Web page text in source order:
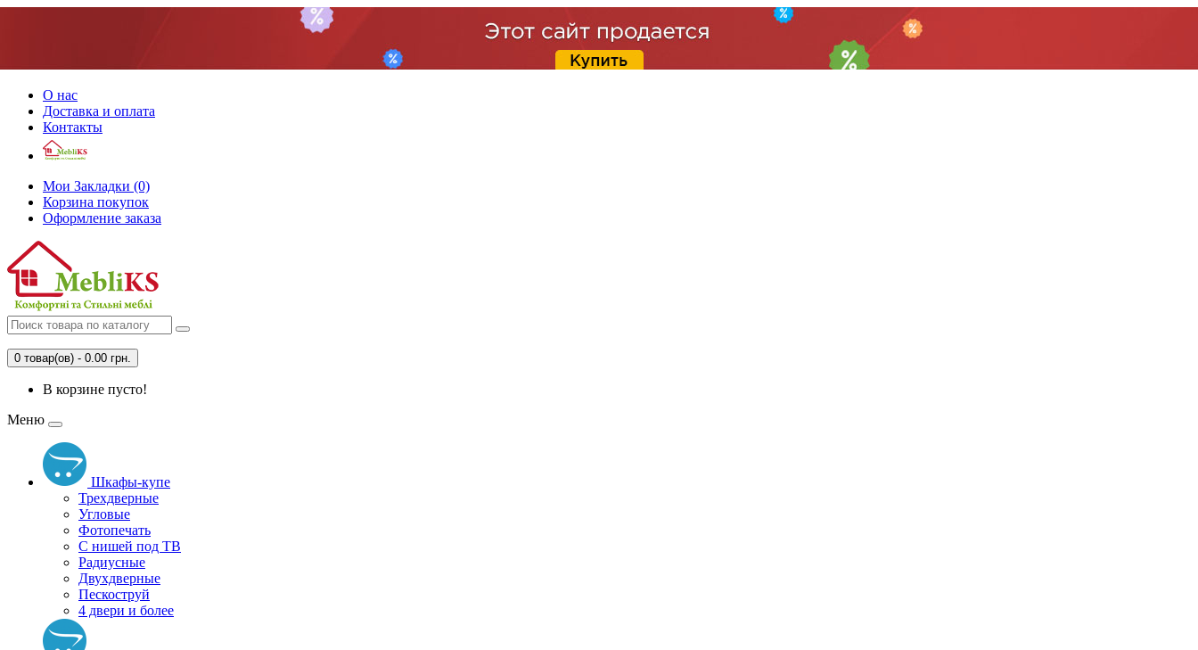
О нас
Доставка и оплата
Контакты
Мои Закладки (0)
Корзина покупок
Оформление заказа
0 товар(ов) - 0.00 грн.
В корзине пусто!
Меню
Шкафы-купе
Трехдверные
Угловые
Фотопечать
С нишей под ТВ
Радиусные
Двухдверные
Пескоструй
4 двери и более